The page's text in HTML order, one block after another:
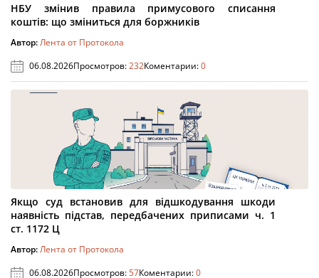
НБУ змінив правила примусового списання
коштів: що зміниться для боржників
Автор:Лента от Протокола
06.08.2026Просмотров:232Коментарии:0
Якщо суд встановив для відшкодування шкоди
наявність підстав, передбачених приписами ч. 1
ст. 1172 Ц
Автор:Лента от Протокола
06.08.2026Просмотров:57Коментарии:0